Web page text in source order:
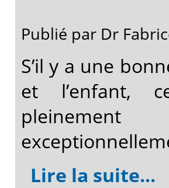
Publié par Dr
S’il y a une
et l’enfant,
Lire la suite...